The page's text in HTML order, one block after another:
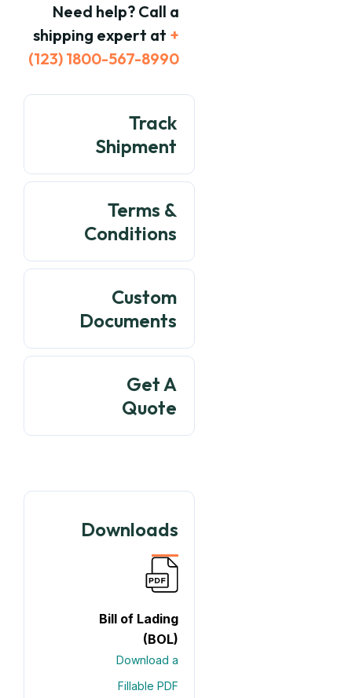
Need help? Call a
shipping expert at +
(123) 1800-567-8990
Track
Shipment
Terms &
Conditions
Custom
Documents
Get A
Quote
Downloads
Bill of Lading
(BOL)
Download a
Fillable PDF